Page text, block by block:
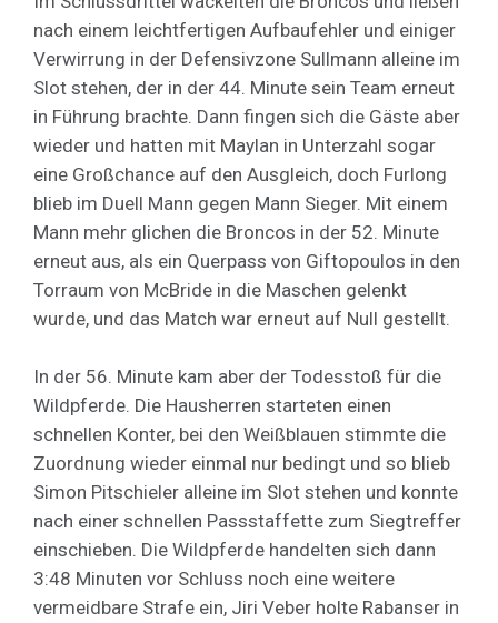
nach einem leichtfertigen Aufbaufehler und einiger
Verwirrung in der Defensivzone Sullmann alleine im
Slot stehen, der in der 44. Minute sein Team erneut
in Führung brachte. Dann fingen sich die Gäste aber
wieder und hatten mit Maylan in Unterzahl sogar
eine Großchance auf den Ausgleich, doch Furlong
blieb im Duell Mann gegen Mann Sieger. Mit einem
Mann mehr glichen die Broncos in der 52. Minute
erneut aus, als ein Querpass von Giftopoulos in den
Torraum von McBride in die Maschen gelenkt
wurde, und das Match war erneut auf Null gestellt.
In der 56. Minute kam aber der Todesstoß für die
Wildpferde. Die Hausherren starteten einen
schnellen Konter, bei den Weißblauen stimmte die
Zuordnung wieder einmal nur bedingt und so blieb
Simon Pitschieler alleine im Slot stehen und konnte
nach einer schnellen Passstaffette zum Siegtreffer
einschieben. Die Wildpferde handelten sich dann
3:48 Minuten vor Schluss noch eine weitere
vermeidbare Strafe ein, Jiri Veber holte Rabanser in